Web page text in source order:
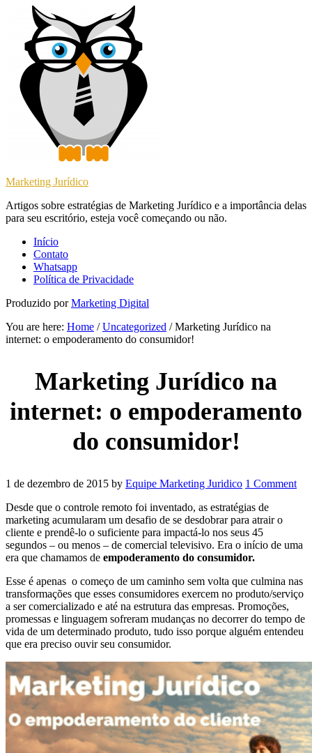
Marketing Jurídico
Artigos sobre estratégias de Marketing Jurídico e a importância delas
para seu escritório, esteja você começando ou não.
Início
Contato
Whatsapp
Política de Privacidade
Produzido porMarketing Digital
You are here: Home / Uncategorized /Marketing Jurídico na
internet: o empoderamento do consumidor!
Marketing Jurídico na
internet: o empoderamento
do consumidor!
1 de dezembro de 2015 by Equipe Marketing Juridico 1 Comment
Desde que o controle remoto foi inventado, as estratégias de
marketing acumularam um desafio de se desdobrar para atrair o
cliente e prendê-lo o suficiente para impactá-lo nos seus 45
segundos – ou menos – de comercial televisivo. Era o início de uma
era que chamamos de empoderamento do consumidor.
Esse é apenas o começo de um caminho sem volta que culmina nas
transformações que esses consumidores exercem no produto/serviço
a ser comercializado e até na estrutura das empresas. Promoções,
promessas e linguagem sofreram mudanças no decorrer do tempo de
vida de um determinado produto, tudo isso porque alguém entendeu
que era preciso ouvir seu consumidor.